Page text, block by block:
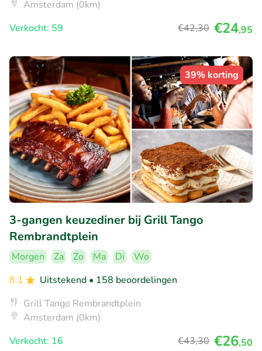
Amsterdam (0km)
Verkocht: 59
€42,30 €24,95
39% korting
3-gangen keuzediner bij Grill Tango
Rembrandtplein
Morgen Za Zo Ma Di
Wo
8.1
Uitstekend • 158 beoordelingen
Grill Tango Rembrandtplein
Amsterdam (0km)
Verkocht: 16
€43,30 €26,50